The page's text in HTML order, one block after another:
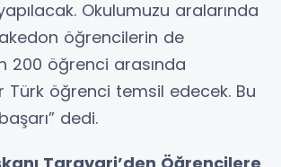
Okulumuzu aralarında
öğrencilerin de
200 öğrenci arasında
Türk öğrenci temsil edecek. Bu
dedi.